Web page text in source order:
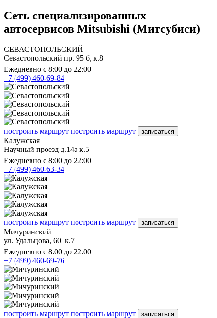
Сеть специализированных
автосервисов Mitsubishi (Митсубиси)
СЕВАСТОПОЛЬСКИЙ
Севастопольский пр. 95 б, к.8
Ежедневно с 8:00 до 22:00
+7 (499) 460-69-84
построить маршрут построить маршрут записаться
Калужская
Научный проезд д.14а к.5
Ежедневно с 8:00 до 22:00
+7 (499) 460-63-34
построить маршрут построить маршрут записаться
Мичуринский
ул. Удальцова, 60, к.7
Ежедневно с 8:00 до 22:00
+7 (499) 460-69-76
построить маршрут построить маршрут записаться